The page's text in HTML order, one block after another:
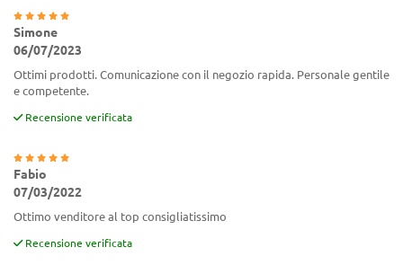
Simone
06/07/2023
Ottimi prodotti. Comunicazione con il negozio rapida. Personale gentile
e competente.
Recensione verificata
Fabio
07/03/2022
Ottimo venditore al top consigliatissimo
Recensione verificata